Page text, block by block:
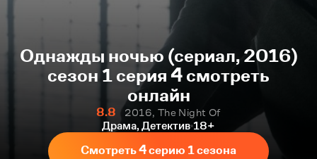
Однажды ночью (сериал, 2016)
сезон 1 серия 4 смотреть
онлайн
8.8
2016, The Night Of
Драма, Детектив 18+
Смотреть 4 серию 1 сезона